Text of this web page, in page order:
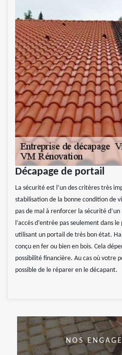
Décapage de portail
La sécurité est l’un des critères très
stabilisation de la bonne condition de
pas de mal à renforcer la sécurité
l’accès d’entrée pas seulement dans
utilisant un portail de très bon état.
conçu en fer ou bien en bois. Cela
possibilité financière. Au cas où votre
possible de le réparer en le décapant.
NOS